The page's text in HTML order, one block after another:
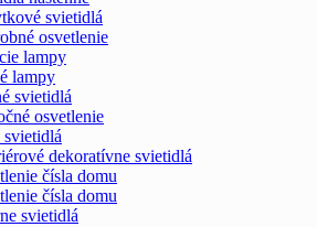
svietidlá
osvetlenie
lampy
lampy
svietidlá
osvetlenie
dekoratívne svietidlá
čísla domu
čísla domu
svietidlá